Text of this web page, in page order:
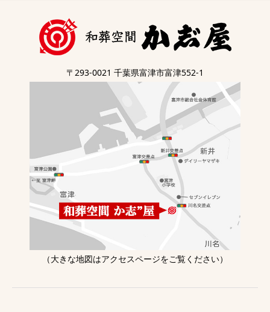
〒293-0021 千葉県富津市富津552-1
（大きな地図はアクセスページをご覧ください）